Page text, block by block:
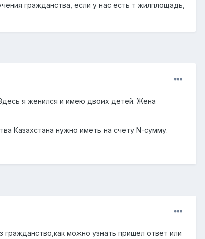
гражданства, если у нас есть т жилплощадь,
я женился и имею двоих детей. Жена
Казахстана нужно иметь на счету N-сумму.
можно узнать пришел ответ или